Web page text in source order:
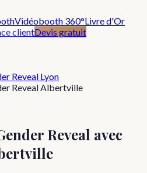
Vidéobooth 360°Livre d'Or
clientDevis gratuit
Reveal Lyon
Reveal Albertville
Reveal avec